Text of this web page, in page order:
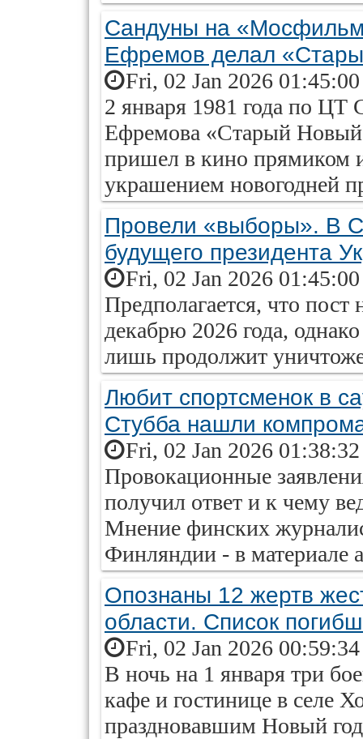
Сандуны на
Ефремов делал
Fri, 02 Jan 2026
2 января 1981 года по
Ефремова «Старый
пришел в кино прямиком
украшением новогодней
Провели «выборы». В
будущего президента
Fri, 02 Jan 2026
Предполагается, что
декабрю 2026 года,
лишь продолжит
Любит спортсменок в
Стубба нашли
Fri, 02 Jan 2026
Провокационные
получил ответ и к чему
Мнение финских
Финляндии - в материале
Опознаны 12 жертв
области. Список
Fri, 02 Jan 2026
В ночь на 1 января три
кафе и гостинице в селе
праздновавшим Новый год